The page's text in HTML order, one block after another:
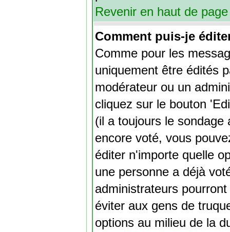
Revenir en haut de page
Comment puis-je
Comme pour les
uniquement être édités
modérateur ou un
cliquez sur le bouton
(il a toujours le
encore voté, vous
éditer n'importe quelle
une personne a déjà
administrateurs
éviter aux gens de
options au milieu de la